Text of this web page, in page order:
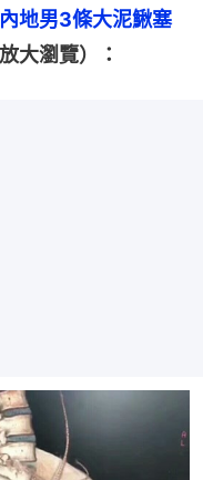
地男3條大泥鰍塞
大瀏覽）：